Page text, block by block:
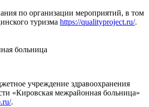
по организации мероприятий, в том
туризма https://qualityproject.ru/.
больница
учреждение здравоохранения
«Кировская межрайонная больница»
.